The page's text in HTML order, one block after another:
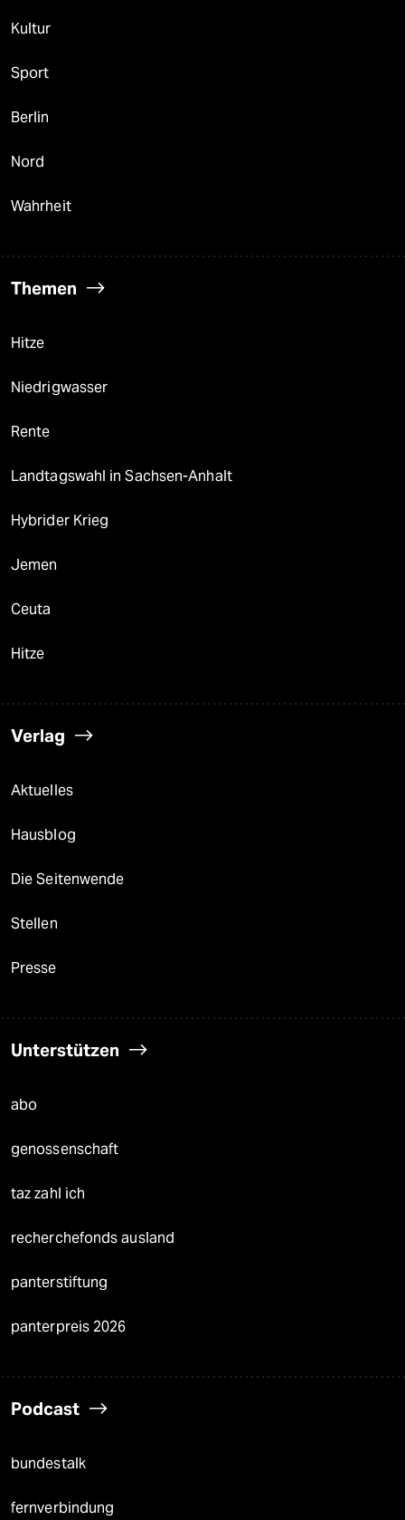
Kultur
Sport
Berlin
Nord
Wahrheit
Themen
Hitze
Niedrigwasser
Rente
Landtagswahl in Sachsen-Anhalt
Hybrider Krieg
Jemen
Ceuta
Hitze
Verlag
Aktuelles
Hausblog
Die Seitenwende
Stellen
Presse
Unterstützen
abo
genossenschaft
taz zahl ich
recherchefonds ausland
panterstiftung
panterpreis 2026
Podcast
bundestalk
fernverbindung